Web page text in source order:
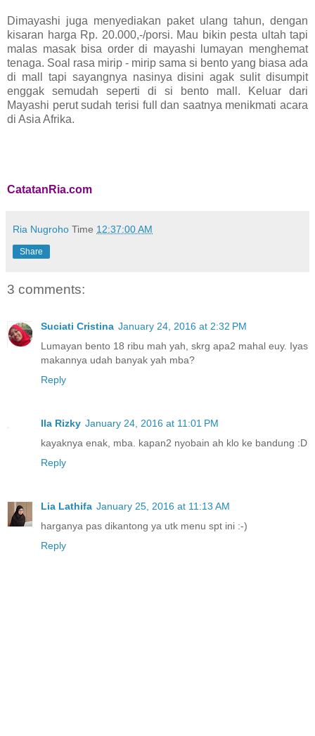
Dimayashi juga menyediakan paket ulang tahun, dengan
kisaran harga Rp. 20.000,-/porsi. Mau bikin pesta ultah tapi
malas masak bisa order di mayashi lumayan menghemat
tenaga. Soal rasa mirip - mirip sama si bento yang biasa ada
di mall tapi sayangnya nasinya disini agak sulit disumpit
enggak semudah seperti di si bento mall. Keluar dari
Mayashi perut sudah terisi full dan saatnya menikmati acara
di Asia Afrika.
CatatanRia.com
Ria Nugroho Time 12:37:00 AM
Share
3 comments:
Suciati Cristina January 24, 2016 at 2:32 PM
Lumayan bento 18 ribu mah yah, skrg apa2 mahal euy. Iyas
makannya udah banyak yah mba?
Reply
Ila Rizky January 24, 2016 at 11:01 PM
kayaknya enak, mba. kapan2 nyobain ah klo ke bandung :D
Reply
Lia Lathifa January 25, 2016 at 11:13 AM
harganya pas dikantong ya utk menu spt ini :-)
Reply